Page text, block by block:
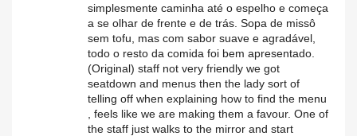
simplesmente caminha até o espelho e começa
a se olhar de frente e de trás. Sopa de missô
sem tofu, mas com sabor suave e agradável,
todo o resto da comida foi bem apresentado.
(Original) staff not very friendly we got
seatdown and menus then the lady sort of
telling off when explaining how to find the menu
, feels like we are making them a favour. One of
the staff just walks to the mirror and start